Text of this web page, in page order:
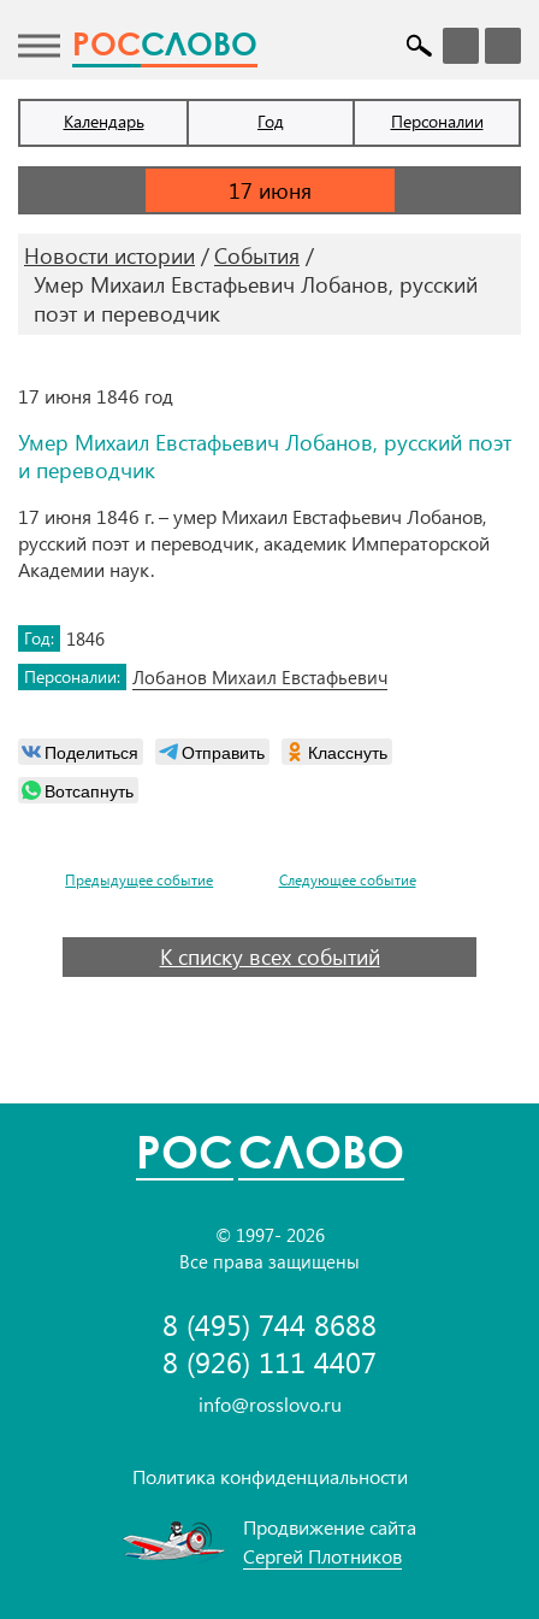
POCСЛОВО
Календарь Год Персоналии
Новости истории
События
Умер Михаил Евстафьевич Лобанов, русский
поэт и переводчик
17 июня 1846 год
Умер Михаил Евстафьевич Лобанов, русский поэт
и переводчик
17 июня 1846 г. – умер Михаил Евстафьевич Лобанов,
русский поэт и переводчик, академик Императорской
Академии наук.
Год: 1846
Персоналии: Лобанов Михаил Евстафьевич
Поделиться Отправить
Класснуть
Вотсапнуть
Предыдущее событие Следующее событие
К списку всех событий
POCСЛОВО
© 1997- 2026
Все права защищены
8 (495) 744 8688
8 (926) 111 4407
info@rosslovo.ru
Политика конфиденциальности
Продвижение сайта
Сергей Плотников